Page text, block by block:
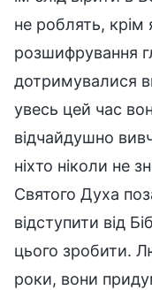
не роблять, крім
розшифрування
дотримувалися
увесь цей час
відчайдушно
ніхто ніколи не
Святого Духа
відступити від
цього зробити.
роки, вони